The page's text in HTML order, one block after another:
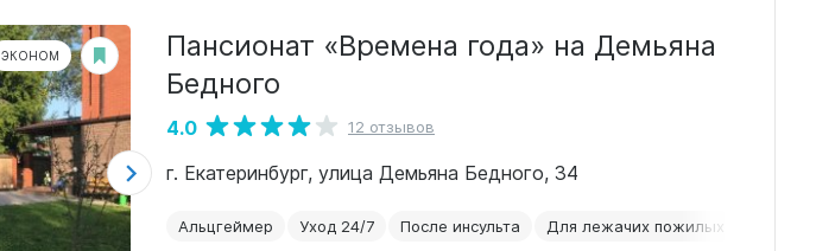
ЭКОНОМ
Пансионат «Времена года» на Демьяна
Бедного
4.0 12 отзывов
г. Екатеринбург, улица Демьяна Бедного, 34
Альцгеймер Уход 24/7 После инсульта Для лежачих пожилых